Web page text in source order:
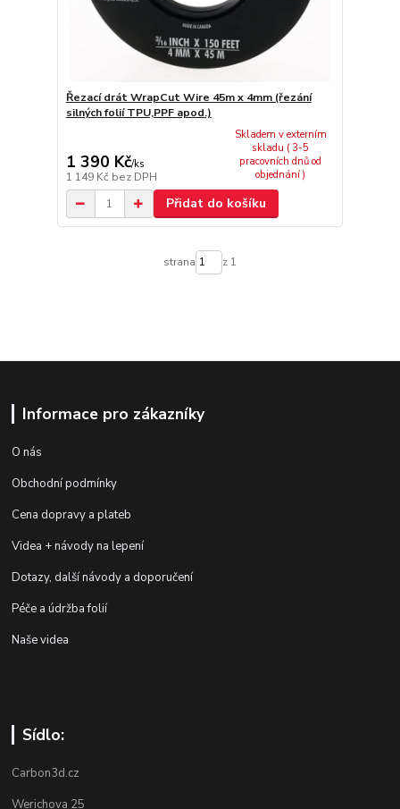
Řezací drát WrapCut Wire 45m x 4mm (řezání
silných folií TPU,PPF apod.)
1 390 Kč/ks
1 149 Kč bez DPH
Skladem v externím
skladu ( 3-5
pracovních dnů od
objednání )
Přidat do košíku
strana z 1
Informace pro zákazníky
O nás
Obchodní podmínky
Cena dopravy a plateb
Videa + návody na lepení
Dotazy, další návody a doporučení
Péče a údržba folií
Naše videa
Sídlo:
Carbon3d.cz
Werichova 25